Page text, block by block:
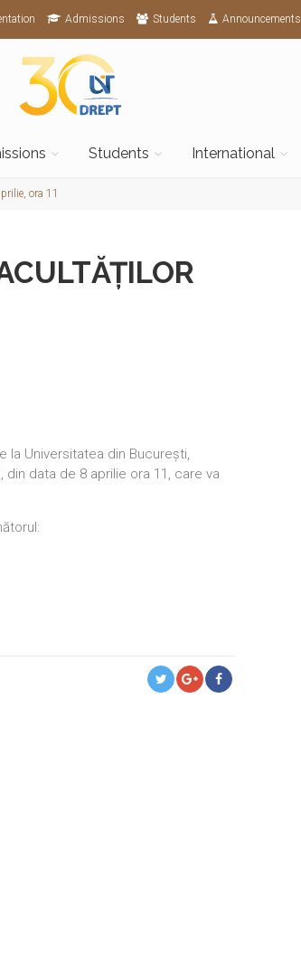
Admissions Students Announcements
Students International
ora 11
la Universitatea din București,
data de 8 aprilie ora 11, care va